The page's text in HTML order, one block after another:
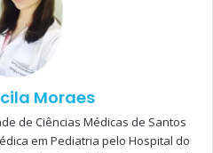
progressos
da etiologia e
foram alcançados,
desenvolvidas e novas
No entanto, muito
A urticária apresenta-se com
. De acordo com as
Moraes
de Ciências Médicas de Santos
em Pediatria pelo Hospital do